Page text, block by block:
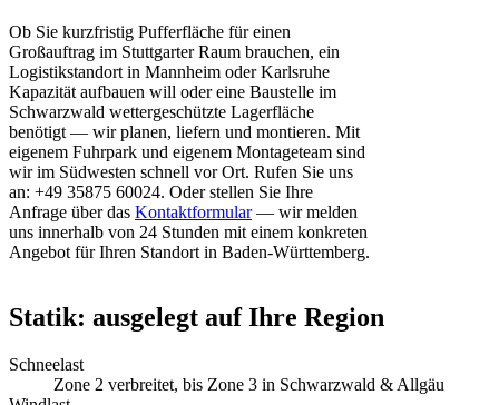
Ob Sie kurzfristig Pufferfläche für einen
Großauftrag im Stuttgarter Raum brauchen, ein
Logistikstandort in Mannheim oder Karlsruhe
Kapazität aufbauen will oder eine Baustelle im
Schwarzwald wettergeschützte Lagerfläche
benötigt — wir planen, liefern und montieren. Mit
eigenem Fuhrpark und eigenem Montageteam sind
wir im Südwesten schnell vor Ort. Rufen Sie uns
an: +49 35875 60024. Oder stellen Sie Ihre
Anfrage über das Kontaktformular— wir melden
uns innerhalb von 24 Stunden mit einem konkreten
Angebot für Ihren Standort in Baden-Württemberg.
Statik: ausgelegt auf Ihre Region
Schneelast
Zone 2 verbreitet, bis Zone 3 in Schwarzwald & Allgäu